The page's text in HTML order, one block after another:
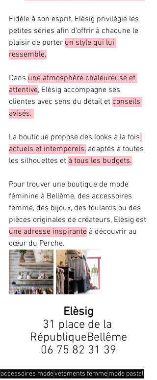
Fidèle à son esprit, Elèsig privilégie les
petites séries afin d’offrir à chacune le
plaisir de porter un style qui lui
ressemble.
Dans une atmosphère chaleureuse et
attentive, Elèsig accompagne ses
clientes avec sens du détail et conseils
avisés.
La boutique propose des looks à la fois
actuels et intemporels, adaptés à toutes
les silhouettes et à tous les budgets.
Pour trouver une boutique de mode
féminine à Bellême, des accessoires
femme, des bijoux, des foulards ou des
pièces originales de créateurs, Elèsig est
une adresse inspirante à découvrir au
cœur du Perche.
Elèsig
31 place de la
RépubliqueBellême
06 75 82 31 39
accessoires modevêtements femmemode pastel